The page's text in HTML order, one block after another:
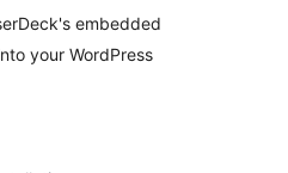
embedded
your WordPress